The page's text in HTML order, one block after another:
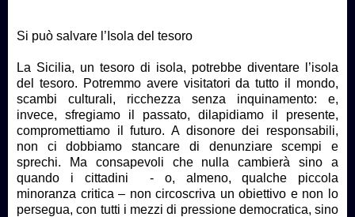
Si può salvare l’Isola del tesoro
La Sicilia, un tesoro di isola, potrebbe diventare l’isola
del tesoro. Potremmo avere visitatori da tutto il mondo,
scambi culturali, ricchezza senza inquinamento: e,
invece, sfregiamo il passato, dilapidiamo il presente,
compromettiamo il futuro. A disonore dei responsabili,
non ci dobbiamo stancare di denunziare scempi e
sprechi. Ma consapevoli che nulla cambierà sino a
quando i cittadini - o, almeno, qualche piccola
minoranza critica – non circoscriva un obiettivo e non lo
persegua, con tutti i mezzi di pressione democratica, sino